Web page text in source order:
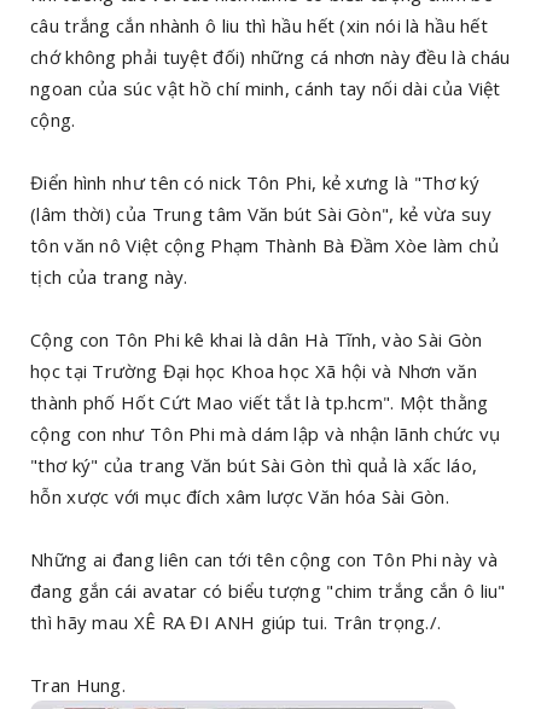
câu trắng cắn nhành ô liu thì hầu hết (xin nói là hầu hết
chớ không phải tuyệt đối) những cá nhơn này đều là cháu
ngoan của súc vật hồ chí minh, cánh tay nối dài của Việt
cộng.
Điển hình như tên có nick Tôn Phi, kẻ xưng là "Thơ ký
(lâm thời) của Trung tâm Văn bút Sài Gòn", kẻ vừa suy
tôn văn nô Việt cộng Phạm Thành Bà Đầm Xòe làm chủ
tịch của trang này.
Cộng con Tôn Phi kê khai là dân Hà Tĩnh, vào Sài Gòn
học tại Trường Đại học Khoa học Xã hội và Nhơn văn
thành phố Hốt Cứt Mao viết tắt là tp.hcm". Một thằng
cộng con như Tôn Phi mà dám lập và nhận lãnh chức vụ
"thơ ký" của trang Văn bút Sài Gòn thì quả là xấc láo,
hỗn xược với mục đích xâm lược Văn hóa Sài Gòn.
Những ai đang liên can tới tên cộng con Tôn Phi này và
đang gắn cái avatar có biểu tượng "chim trắng cắn ô liu"
thì hãy mau XÊ RA ĐI ANH giúp tui. Trân trọng./.
Tran Hung.